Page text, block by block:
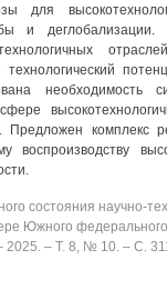
для
и деглобализации.
необходимость
Предложен комплекс
воспроизводству
состояния научно-
Южного
2025. ‒ Т. 8, № 10. ‒ C.